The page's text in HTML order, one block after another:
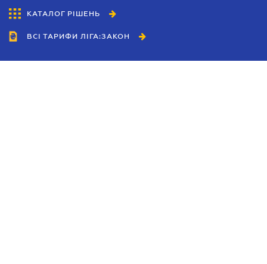
КАТАЛОГ РІШЕНЬ
ВСІ ТАРИФИ ЛІГА:ЗАКОН